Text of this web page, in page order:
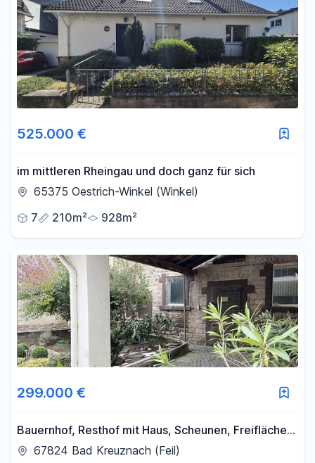
525.000 €
im mittleren Rheingau und doch ganz für sich
65375 Oestrich-Winkel (Winkel)
7
210m² 928m²
299.000 €
Bauernhof, Resthof mit Haus, Scheunen, Freiflächen,
Feldrandlage
67824 Bad Kreuznach (Feil)